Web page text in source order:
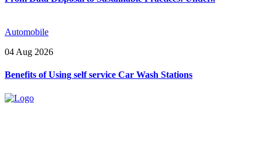
Automobile
04 Aug 2026
Benefits of Using self service Car Wash Stations